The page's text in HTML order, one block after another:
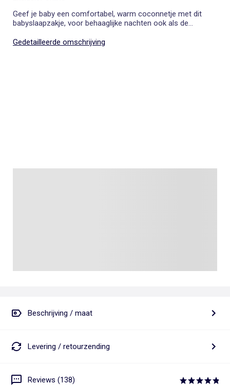
Geef je baby een comfortabel, warm coconnetje met dit
babyslaapzakje, voor behaaglijke nachten ook als de
Gedetailleerde omschrijving
Beschrijving / maat
Levering / retourzending
Reviews (138)